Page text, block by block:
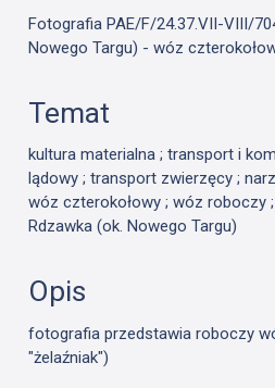
Fotografia PAE/F/24.37.VII-VIII/
Nowego Targu) - wóz
Temat
kultura materialna ; transport i
lądowy ; transport zwierzęcy ;
wóz czterokołowy ; wóz roboczy
Rdzawka (ok. Nowego Targu)
Opis
fotografia przedstawia roboczy
"żelaźniak")